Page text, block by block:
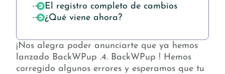
El registro completo de cambios
¿Qué viene ahora?
¡Nos alegra poder anunciarte que ya hemos
lanzado BackWPup .4. BackWPup ! Hemos
corregido algunos errores y esperamos que tu